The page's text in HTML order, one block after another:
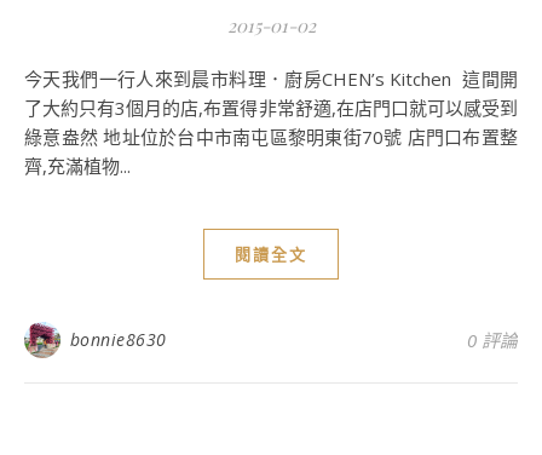
2015-01-02
今天我們一行人來到晨市料理．廚房CHEN’s Kitchen 這間開
了大約只有3個月的店,布置得非常舒適,在店門口就可以感受到
綠意盎然 地址位於台中市南屯區黎明東街70號 店門口布置整
齊,充滿植物...
閱讀全文
bonnie8630 0 評論